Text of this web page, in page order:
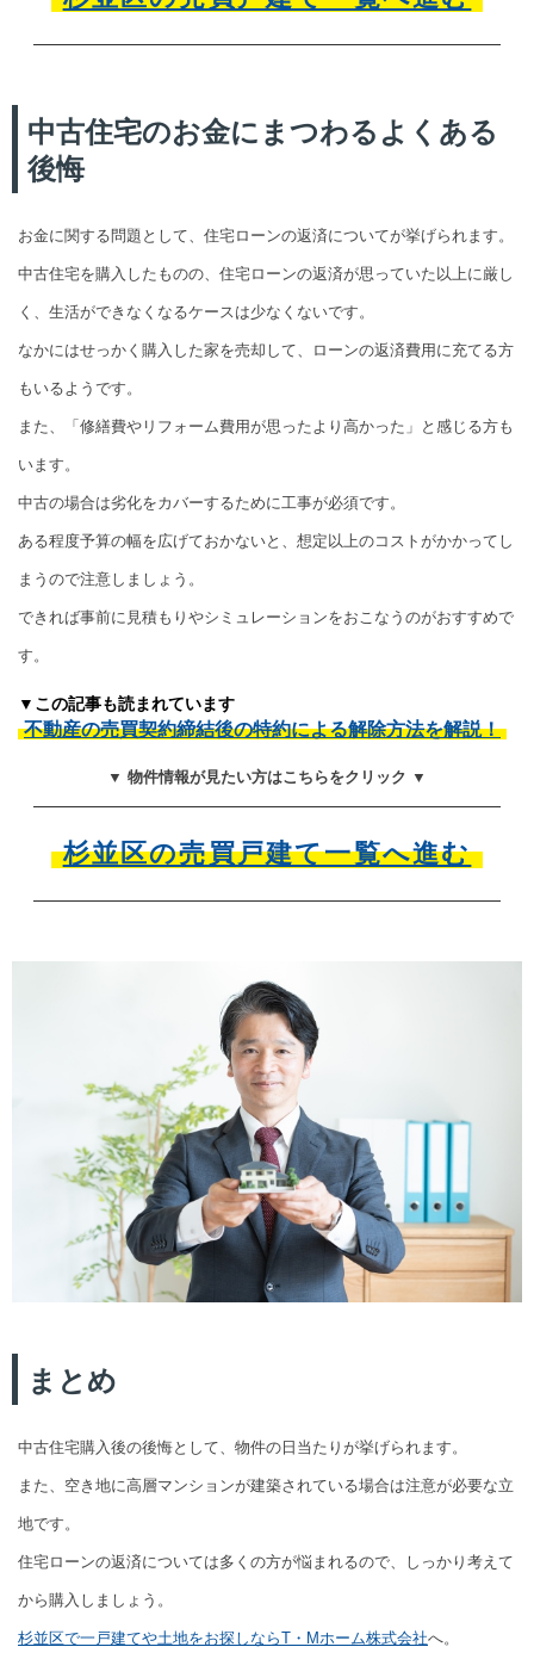
中古住宅のお金にまつわるよくある
後悔
お金に関する問題として、住宅ローンの返済についてが挙げられます。
中古住宅を購入したものの、住宅ローンの返済が思っていた以上に厳し
く、生活ができなくなるケースは少なくないです。
なかにはせっかく購入した家を売却して、ローンの返済費用に充てる方
もいるようです。
また、「修繕費やリフォーム費用が思ったより高かった」と感じる方も
います。
中古の場合は劣化をカバーするために工事が必須です。
ある程度予算の幅を広げておかないと、想定以上のコストがかかってし
まうので注意しましょう。
できれば事前に見積もりやシミュレーションをおこなうのがおすすめで
す。
▼この記事も読まれています
不動産の売買契約締結後の特約による解除方法を解説！
▼ 物件情報が見たい方はこちらをクリック ▼
杉並区の売買戸建て一覧へ進む
まとめ
中古住宅購入後の後悔として、物件の日当たりが挙げられます。
また、空き地に高層マンションが建築されている場合は注意が必要な立
地です。
住宅ローンの返済については多くの方が悩まれるので、しっかり考えて
から購入しましょう。
杉並区で一戸建てや土地をお探しならT・Mホーム株式会社へ。